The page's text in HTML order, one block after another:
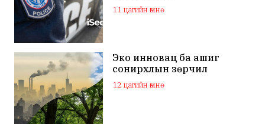
11 цагийн өмнө
Эко инновац ба ашиг
сонирхлын зөрчил
12 цагийн өмнө